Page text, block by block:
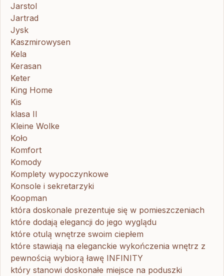
Jarstol
Jartrad
Jysk
Kaszmirowysen
Kela
Kerasan
Keter
King Home
Kis
klasa II
Kleine Wolke
Koło
Komfort
Komody
Komplety wypoczynkowe
Konsole i sekretarzyki
Koopman
która doskonale prezentuje się w pomieszczeniach
które dodają elegancji do jego wyglądu
które otulą wnętrze swoim ciepłem
które stawiają na eleganckie wykończenia wnętrz z
pewnością wybiorą ławę INFINITY
który stanowi doskonałe miejsce na poduszki